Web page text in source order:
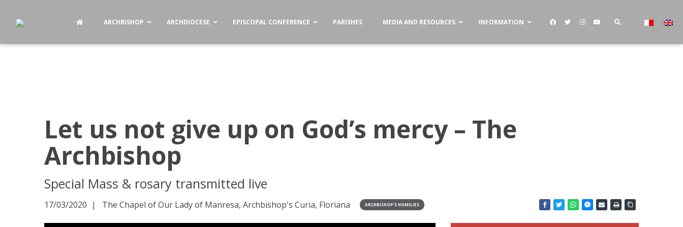
ARCHBISHOP ARCHDIOCESE EPISCOPAL CONFERENCE PARISHES MEDIA AND RESOURCES INFORMATION
Let us not give up on God’s mercy – The
Archbishop
Special Mass & rosary transmitted live
17/03/2020 The Chapel of Our Lady of Manresa, Archbishop's Curia, Floriana ARCHBISHOP'S HOMILIES